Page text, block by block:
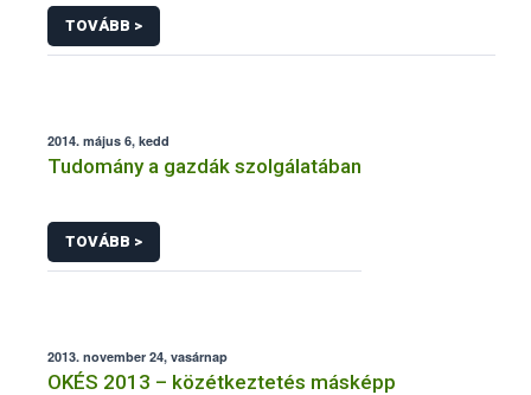
TOVÁBB >
2014. május 6, kedd
Tudomány a gazdák szolgálatában
TOVÁBB >
2013. november 24, vasárnap
OKÉS 2013 – közétkeztetés másképp